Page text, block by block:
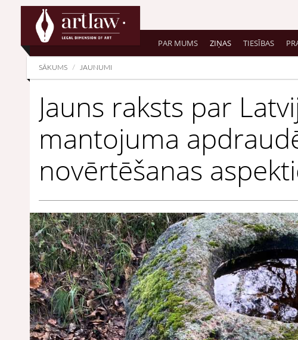
Summarize
PAR MUMS ZIŅAS TIESĪBAS
SĀKUMS JAUNUMI
Jauns raksts par
mantojuma
novērtēšanas